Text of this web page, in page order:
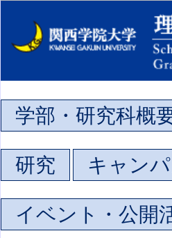
学部・研究科概
研究 キャン
イベント・公開